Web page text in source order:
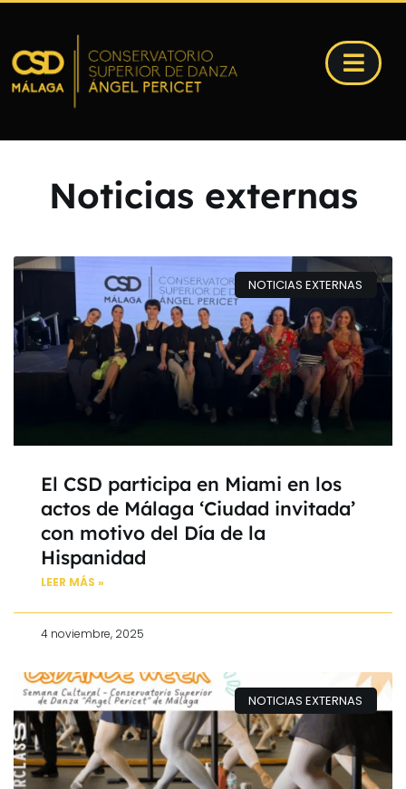
Noticias externas
NOTICIAS EXTERNAS
El CSD participa en Miami en los
actos de Málaga ‘Ciudad invitada’
con motivo del Día de la
Hispanidad
LEER MÁS »
4 noviembre, 2025
NOTICIAS EXTERNAS